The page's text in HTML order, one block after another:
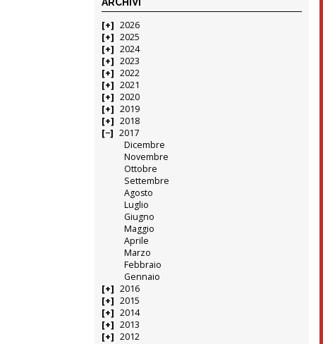
2026
2025
2024
2023
2022
2021
2020
2019
2018
2017
Dicembre
Novembre
Ottobre
Settembre
Agosto
Luglio
Giugno
Maggio
Aprile
Marzo
Febbraio
Gennaio
2016
2015
2014
2013
2012